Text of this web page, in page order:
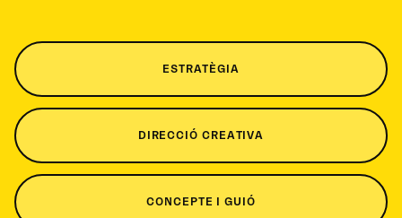
ESTRATÈGIA
DIRECCIÓ CREATIVA
CONCEPTE I GUIÓ